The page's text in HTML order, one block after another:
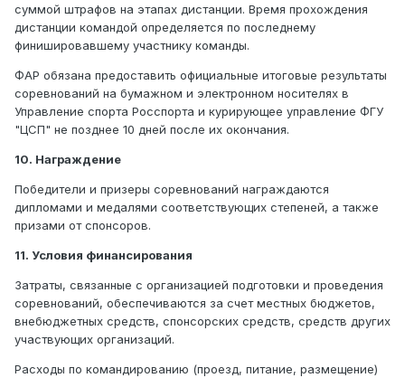
суммой штрафов на этапах дистанции. Время прохождения
дистанции командой определяется по последнему
финишировавшему участнику команды.
ФАР обязана предоставить официальные итоговые результаты
соревнований на бумажном и электронном носителях в
Управление спорта Росспорта и курирующее управление ФГУ
"ЦСП" не позднее 10 дней после их окончания.
10. Награждение
Победители и призеры соревнований награждаются
дипломами и медалями соответствующих степеней, а также
призами от спонсоров.
11. Условия финансирования
Затраты, связанные с организацией подготовки и проведения
соревнований, обеспечиваются за счет местных бюджетов,
внебюджетных средств, спонсорских средств, средств других
участвующих организаций.
Расходы по командированию (проезд, питание, размещение)